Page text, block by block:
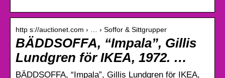
http s://auctionet.com › … › Soffor & Sittgrupper
BÄDDSOFFA, “Impala”, Gillis
Lundgren för IKEA, 1972. …
BÄDDSOFFA, “Impala”, Gillis Lundgren för IKEA,